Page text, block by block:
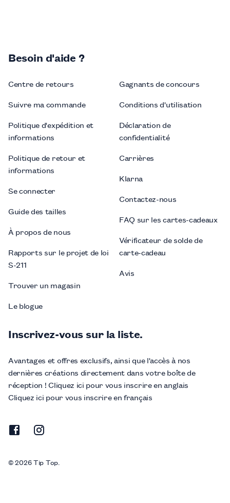
Besoin d'aide ?
Centre de retours
Suivre ma commande
Politique d'expédition et
informations
Politique de retour et
informations
Se connecter
Guide des tailles
À propos de nous
Rapports sur le projet de loi
S-211
Trouver un magasin
Le blogue
Gagnants de concours
Conditions d'utilisation
Déclaration de
confidentialité
Carrières
Klarna
Contactez-nous
FAQ sur les cartes-cadeaux
Vérificateur de solde de
carte-cadeau
Avis
Inscrivez-vous sur la liste.
Avantages et offres exclusifs, ainsi que l'accès à nos
dernières créations directement dans votre boîte de
réception ! Cliquez ici pour vous inscrire en anglais
Cliquez ici pour vous inscrire en français
© 2026 Tip Top.